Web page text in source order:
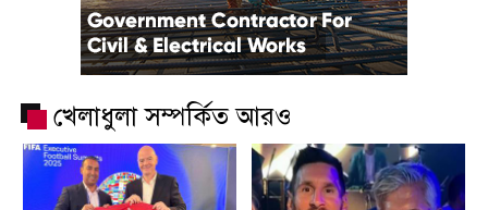
খেলাধুলা সম্পর্কিত আরও